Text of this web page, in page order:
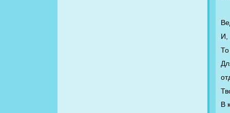
И,
В